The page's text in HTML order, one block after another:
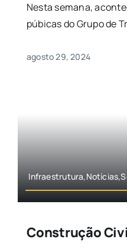
Nesta semana,
púbicas do Grupo de
agosto 29, 2024
Construção